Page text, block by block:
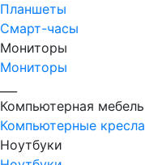
Планшеты
Смарт-часы
Мониторы
Мониторы
Компьютерная мебель
Компьютерные кресла
Ноутбуки